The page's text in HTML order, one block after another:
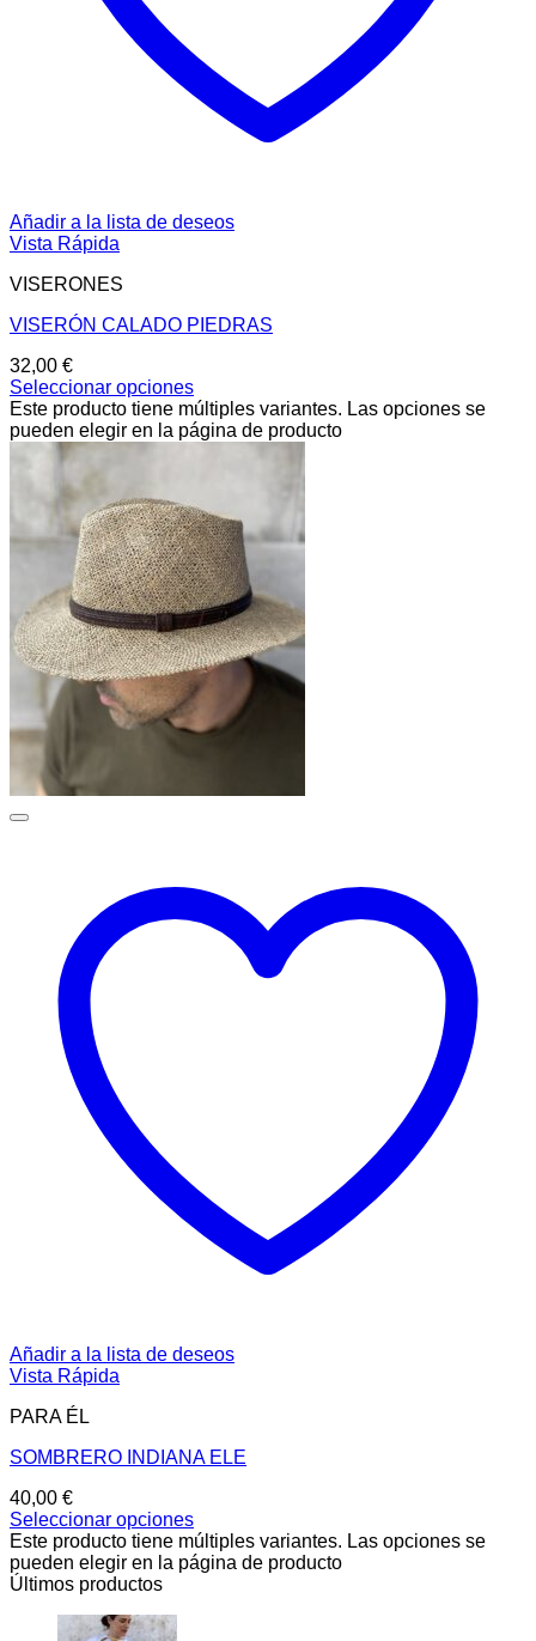
Añadir a la lista de deseos
Vista Rápida
VISERONES
VISERÓN CALADO PIEDRAS
32,00 €
Seleccionar opciones
Este producto tiene múltiples variantes. Las opciones se
pueden elegir en la página de producto
Añadir a la lista de deseos
Vista Rápida
PARA ÉL
SOMBRERO INDIANA ELE
40,00 €
Seleccionar opciones
Este producto tiene múltiples variantes. Las opciones se
pueden elegir en la página de producto
Últimos productos